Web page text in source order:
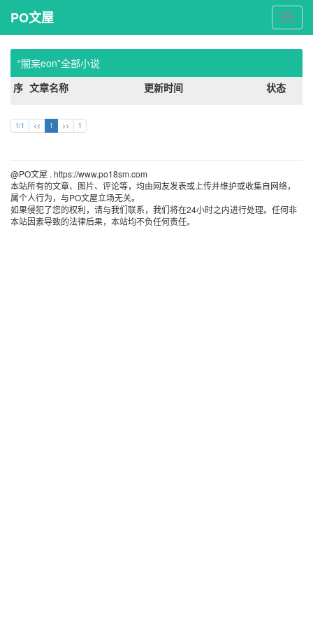
PO
文
屋
PO文屋
“闇杗eon”全部小说
序 文章名称 更新时间 状态
1/1 << 1 >> 1
@PO文屋 . https://www.po18sm.com
本站所有的文章、图片、评论等，均由网友发表或上传并维护或收集自网络，
属个人行为，与PO文屋立场无关。
如果侵犯了您的权利，请与我们联系，我们将在24小时之内进行处理。任何非
本站因素导致的法律后果，本站均不负任何责任。